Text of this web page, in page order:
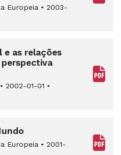
Europeia • 2003-
e as relações
• 2002-01-01 •
Europeia • 2001-